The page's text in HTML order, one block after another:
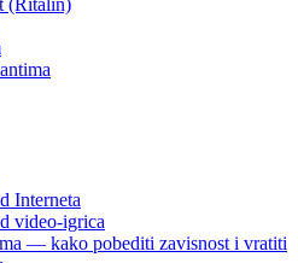
(Ritalin)
Interneta
video-igrica
— kako pobediti zavisnost i vratiti